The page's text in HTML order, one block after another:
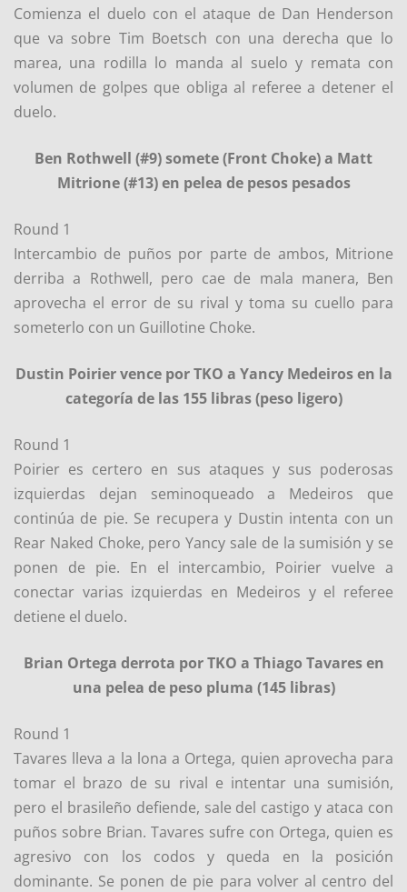
Comienza el duelo con el ataque de Dan Henderson
que va sobre Tim Boetsch con una derecha que lo
marea, una rodilla lo manda al suelo y remata con
volumen de golpes que obliga al referee a detener el
duelo.
Ben Rothwell (#9) somete (Front Choke) a Matt
Mitrione (#13) en pelea de pesos pesados
Round 1
Intercambio de puños por parte de ambos, Mitrione
derriba a Rothwell, pero cae de mala manera, Ben
aprovecha el error de su rival y toma su cuello para
someterlo con un Guillotine Choke.
Dustin Poirier vence por TKO a Yancy Medeiros en la
categoría de las 155 libras (peso ligero)
Round 1
Poirier es certero en sus ataques y sus poderosas
izquierdas dejan seminoqueado a Medeiros que
continúa de pie. Se recupera y Dustin intenta con un
Rear Naked Choke, pero Yancy sale de la sumisión y se
ponen de pie. En el intercambio, Poirier vuelve a
conectar varias izquierdas en Medeiros y el referee
detiene el duelo.
Brian Ortega derrota por TKO a Thiago Tavares en
una pelea de peso pluma (145 libras)
Round 1
Tavares lleva a la lona a Ortega, quien aprovecha para
tomar el brazo de su rival e intentar una sumisión,
pero el brasileño defiende, sale del castigo y ataca con
puños sobre Brian. Tavares sufre con Ortega, quien es
agresivo con los codos y queda en la posición
dominante. Se ponen de pie para volver al centro del